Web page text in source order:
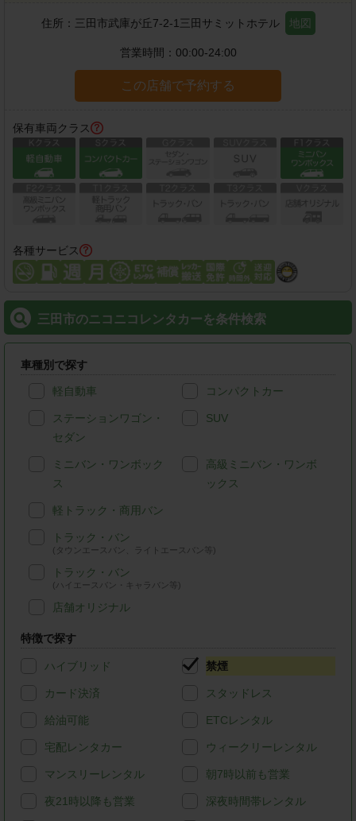
住所： 三田市武庫が丘7-2-1三田サミットホテル 地図
営業時間： 00:00-24:00
この店舗で予約する
保有車両クラス
各種サービス
三田市のニコニコレンタカーを条件検索
車種別で探す
軽自動車 コンパクトカー
ステーションワゴン・
セダン
SUV
ミニバン・ワンボック
ス
高級ミニバン・ワンボ
ックス
軽トラック・商用バン
トラック・バン
(タウンエースバン、ライトエースバン等)
トラック・バン
(ハイエースバン・キャラバン等)
店舗オリジナル
特徴で探す
ハイブリッド 禁煙
カード決済 スタッドレス
給油可能 ETCレンタル
宅配レンタカー ウィークリーレンタル
マンスリーレンタル 朝7時以前も営業
夜21時以降も営業 深夜時間帯レンタル